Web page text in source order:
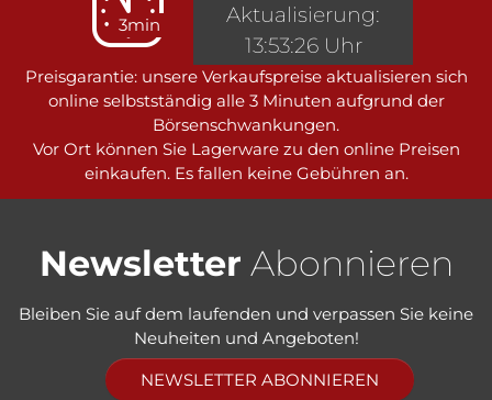
3min
Preisgarantie: unsere Verkaufspreise aktualisieren sich
online selbstständig alle 3 Minuten aufgrund der
Börsenschwankungen.
Vor Ort können Sie Lagerware zu den online Preisen
einkaufen. Es fallen keine Gebühren an.
Aktualisierung:
13:53:26 Uhr
Newsletter Abonnieren
Bleiben Sie auf dem laufenden und verpassen Sie keine
Neuheiten und Angeboten!
NEWSLETTER ABONNIEREN